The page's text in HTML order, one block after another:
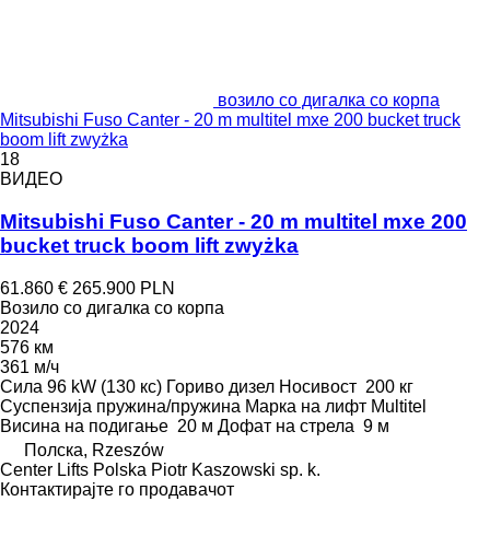
возило со дигалка со корпа
Mitsubishi Fuso Canter - 20 m multitel mxe 200 bucket truck
boom lift zwyżka
18
ВИДЕО
Mitsubishi Fuso Canter - 20 m multitel mxe 200
bucket truck boom lift zwyżka
61.860 € 265.900 PLN
Возило со дигалка со корпа
2024
576 км
361 м/ч
Сила 96 kW (130 кс) Гориво дизел Носивост 200 кг
Суспензија пружина/пружина Марка на лифт Multitel
Висина на подигање 20 м Дофат на стрела 9 м
Полска, Rzeszów
Center Lifts Polska Piotr Kaszowski sp. k.
Контактирајте го продавачот